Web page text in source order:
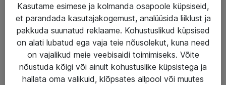
Haldusteenused
Garantii
Turva- ja nõrkvoolulahendused
AS ATEA
Kasutame esimese ja kolmanda osapoole küpsiseid,
et parandada kasutajakogemust, analüüsida liiklust ja
pakkuda suunatud reklaame. Kohustuslikud küpsised
on alati lubatud ega vaja teie nõusolekut, kuna need
on vajalikud meie veebisaidi toimimiseks. Võite
nõustuda kõigi või ainult kohustuslike küpsistega ja
hallata oma valikuid, klõpsates allpool või muutes